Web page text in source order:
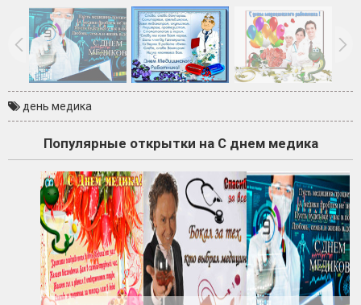
день медика
Популярные открытки на С днем медика